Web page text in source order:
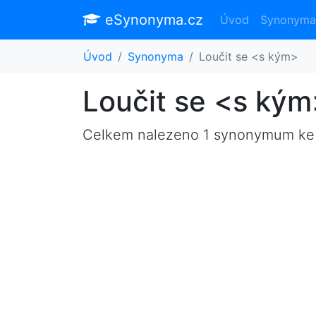
eSynonyma.cz Úvod Synonyma
Úvod Synonyma Loučit se <s kým>
Loučit se <s
Celkem nalezeno 1 synonymum